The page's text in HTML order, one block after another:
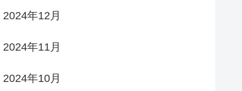
2024年12月
2024年11月
2024年10月